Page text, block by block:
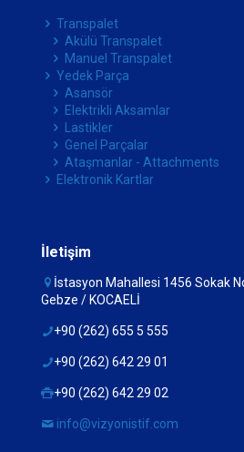
Transpalet
Akülü Transpalet
Manuel Transpalet
Yedek Parça
Asansör
Elektrikli Aksamlar
Lastikler
Genel Parçalar
Ataşmanlar - Attachments
Elektronik Kartlar
İletişim
İstasyon Mahallesi 1456 Sokak
Gebze / KOCAELİ
+90 (262) 655 5 555
+90 (262) 642 29 01
+90 (262) 642 29 02
info@vizyonistif.com